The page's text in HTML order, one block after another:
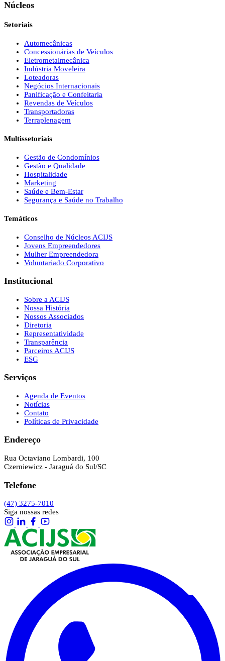
Núcleos
Setoriais
Automecânicas
Concessionárias de Veículos
Eletrometalmecânica
Indústria Moveleira
Loteadoras
Negócios Internacionais
Panificação e Confeitaria
Revendas de Veículos
Transportadoras
Terraplenagem
Multissetoriais
Gestão de Condomínios
Gestão e Qualidade
Hospitalidade
Marketing
Saúde e Bem-Estar
Segurança e Saúde no Trabalho
Temáticos
Conselho de Núcleos ACIJS
Jovens Empreendedores
Mulher Empreendedora
Voluntariado Corporativo
Institucional
Sobre a ACIJS
Nossa História
Nossos Associados
Diretoria
Representatividade
Transparência
Parceiros ACIJS
ESG
Serviços
Agenda de Eventos
Notícias
Contato
Políticas de Privacidade
Endereço
Rua Octaviano Lombardi, 100
Czerniewicz - Jaraguá do Sul/SC
Telefone
(47) 3275-7010
Siga nossas redes